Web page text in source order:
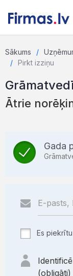
Sākums
Pirkt izziņu
Ātrie
Gada
Es piekrītu
(obligāti)